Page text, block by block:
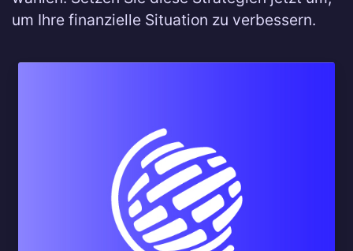
um Ihre finanzielle Situation zu verbessern.